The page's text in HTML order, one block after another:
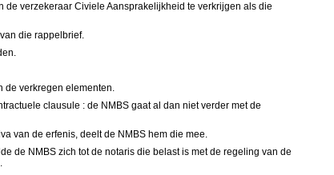
verzekeraar Civiele Aansprakelijkheid te verkrijgen als die
die rappelbrief.
de verkregen elementen.
clausule : de NMBS gaat al dan niet verder met de
van de erfenis, deelt de NMBS hem die mee.
de NMBS zich tot de notaris die belast is met de regeling van de